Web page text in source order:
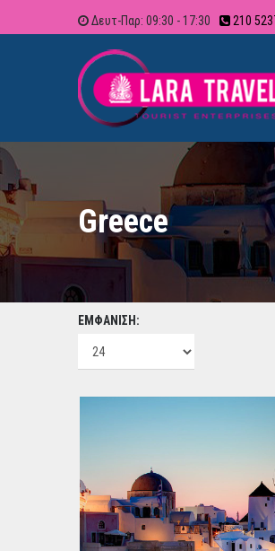
Δευτ-Παρ: 09:30 - 17:30 210
Greece
ΕΜΦΑΝΙΣΗ: